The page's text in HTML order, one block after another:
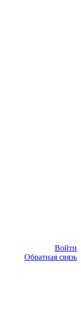
Войти
Обратная связь